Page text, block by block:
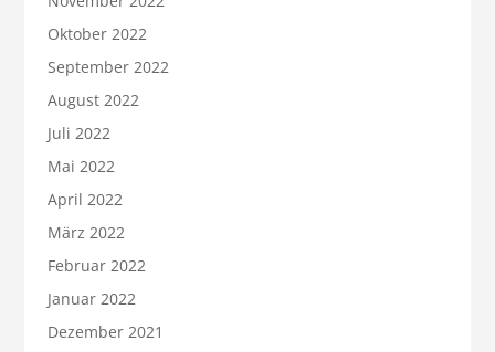
Oktober 2022
September 2022
August 2022
Juli 2022
Mai 2022
April 2022
März 2022
Februar 2022
Januar 2022
Dezember 2021